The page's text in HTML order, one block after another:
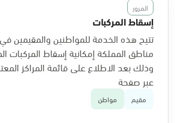
المرور
إسقاط المركبات
تتيح هذه الخدمة للمواطنين والمقيمين
مناطق المملكة إمكانية إسقاط المركبات
وذلك بعد الاطلاع على قائمة المراكز
عبر صفحة
مقيم مواطن